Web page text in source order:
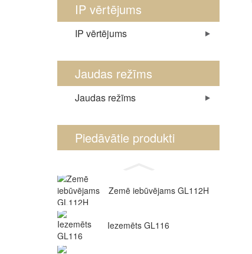
IP vērtējums
IP vērtējums
Jaudas režīms
Jaudas režīms
Piedāvātie produkti
Zemē iebūvējams GL112H
Iezemēts GL116